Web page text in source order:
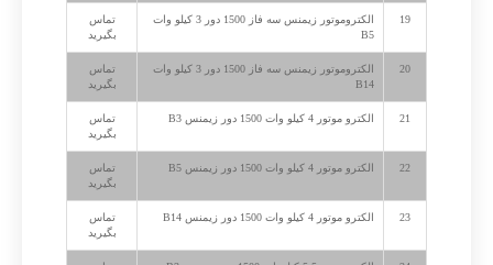
19
الکتروموتور زیمنس سه فاز 1500 دور 3 کیلو وات
B5
تماس
بگیرید
20
الکتروموتور زیمنس سه فاز 1500 دور 3 کیلو وات
B14
تماس
بگیرید
21 الکترو موتور 4 کیلو وات 1500 دور زیمنس B3
تماس
بگیرید
22 الکترو موتور 4 کیلو وات 1500 دور زیمنس B5
تماس
بگیرید
23 الکترو موتور 4 کیلو وات 1500 دور زیمنس B14
تماس
بگیرید